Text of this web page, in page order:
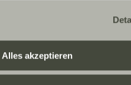
Sunlight
einzelne Cookies/Dienste
uns Ihre Einwilligung zur
Die Einwilligung ist
Alles akzeptieren
(Art. 6 Abs. 1 lit.